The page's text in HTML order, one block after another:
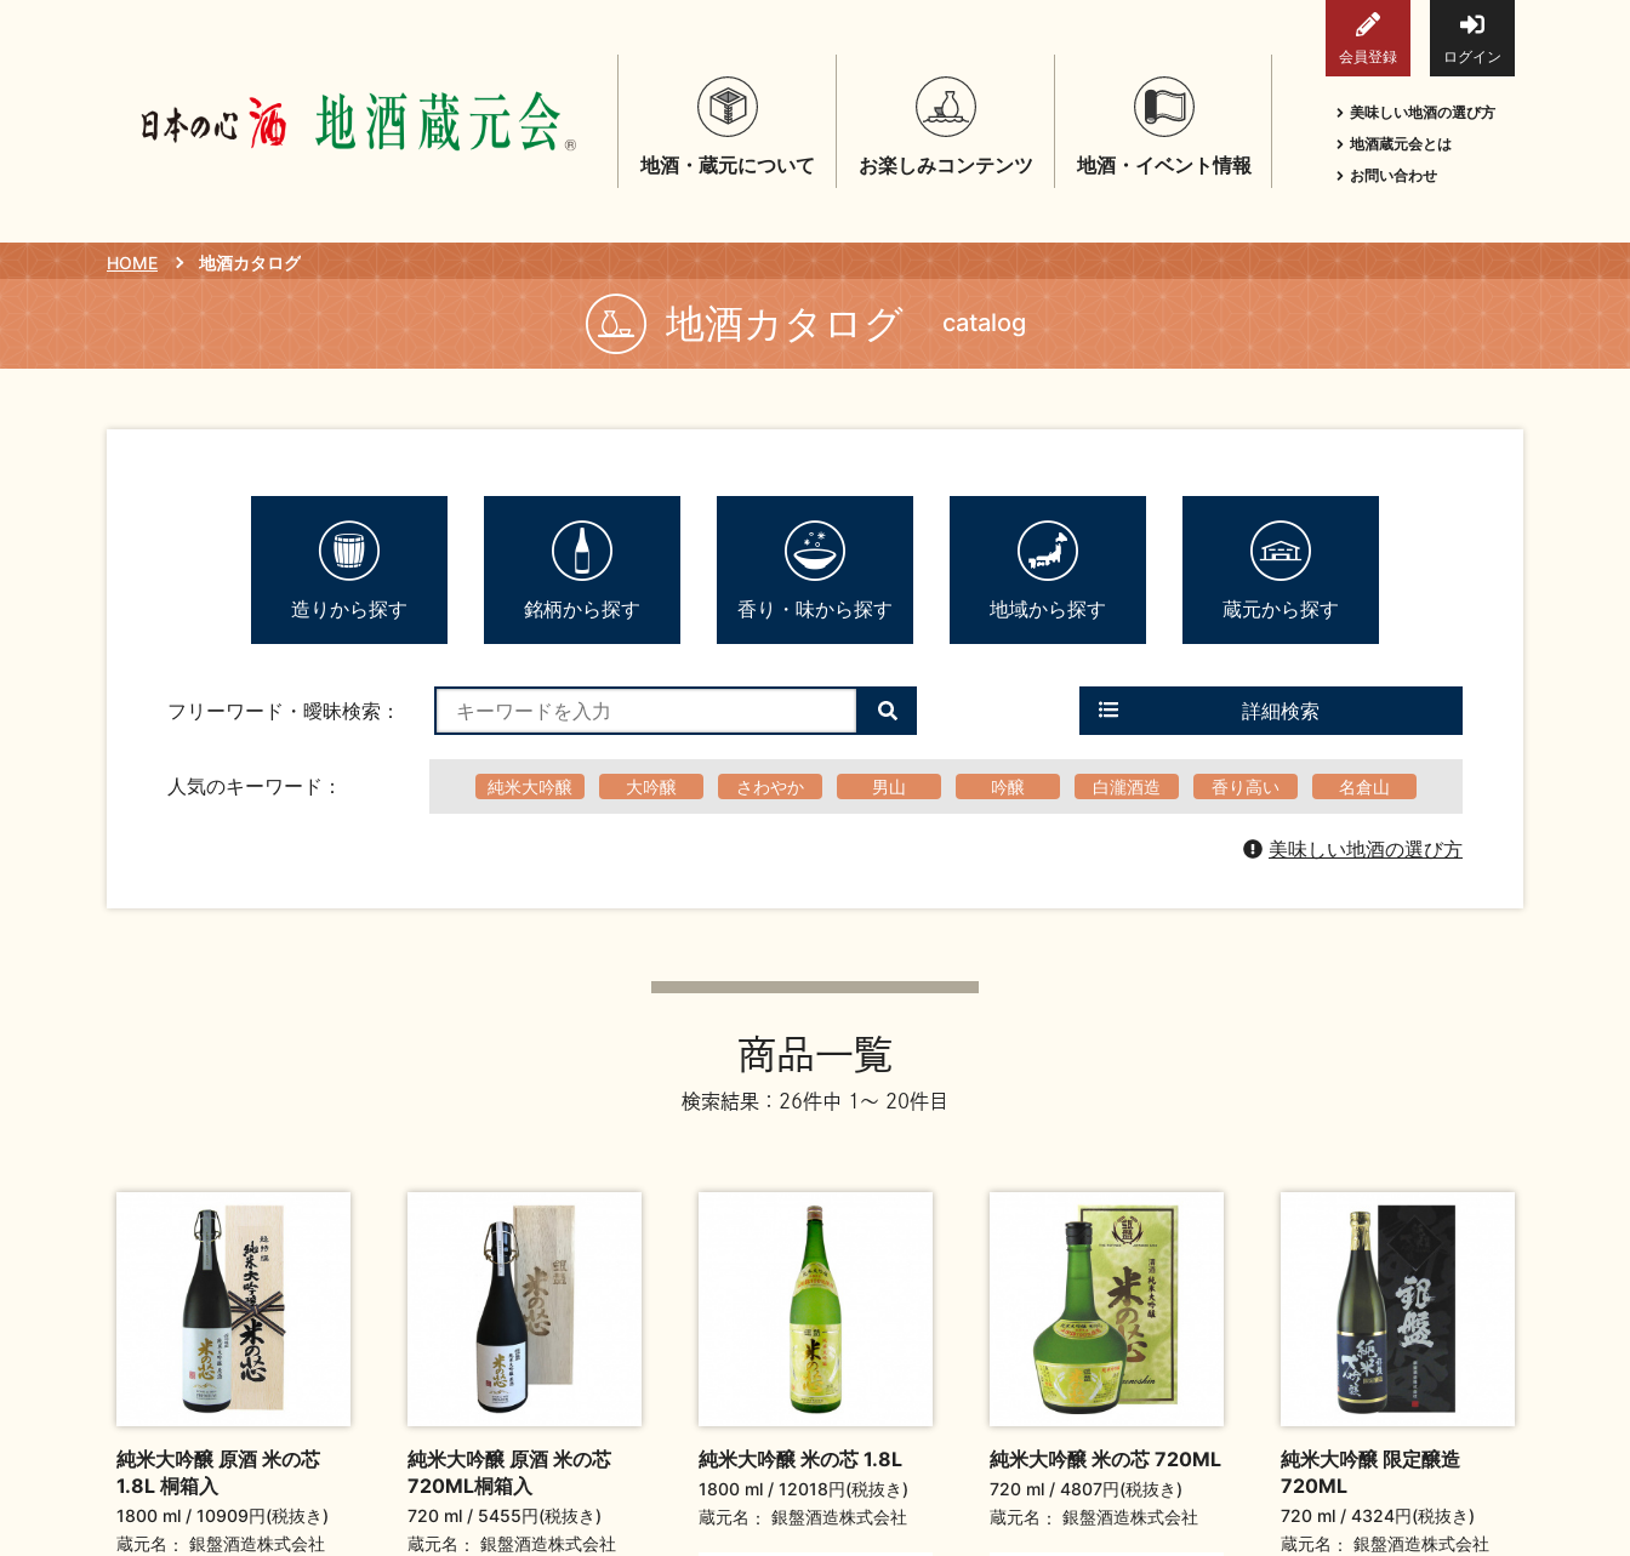
会員登録 ログイン
地酒・蔵元について お楽しみコンテンツ 地酒・イベント情報
美味しい地酒の選び方
地酒蔵元会とは
お問い合わせ
HOME 地酒カタログ
地酒カタログ catalog
造りから探す 銘柄から探す 香り・味から探す 地域から探す 蔵元から探す
フリーワード・曖昧検索：
検
索
る
詳細検索
人気のキーワード： 純米大吟醸 大吟醸 さわやか 男山 吟醸 白瀧酒造 香り高い 名倉山
美味しい地酒の選び方
商品一覧
検索結果：26件中 1～ 20件目
純米大吟醸 原酒 米の芯
1.8L 桐箱入
1800 ml
10909円(税抜き)
蔵元名
銀盤酒造株式会社
純米大吟醸 原酒 米の芯
720ML桐箱入
720 ml
5455円(税抜き)
蔵元名
銀盤酒造株式会社
純米大吟醸 米の芯 1.8L
1800 ml
12018円(税抜き)
蔵元名
銀盤酒造株式会社
純米大吟醸 米の芯 720ML
720 ml
4807円(税抜き)
蔵元名
銀盤酒造株式会社
純米大吟醸 限定醸造
720ML
720 ml
4324円(税抜き)
蔵元名
銀盤酒造株式会社